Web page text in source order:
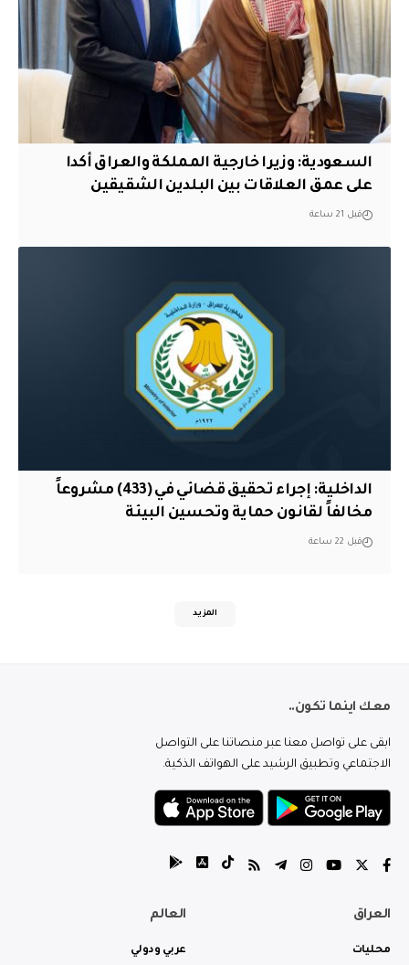
السعودية: وزيرا خارجية المملكة والعراق أكدا
على عمق العلاقات بين البلدين الشقيقين
قبل 21 ساعة
الداخلية: إجراء تحقيق قضائي في (433) مشروعاً
مخالفاً لقانون حماية وتحسين البيئة
قبل 22 ساعة
المزيد
معك اينما تكون..
ابقى على تواصل معنا عبر منصاتنا على التواصل
الاجتماعي وتطبيق الرشيد على الهواتف الذكية.
العراق
محليات
العالم
عربي ودولي